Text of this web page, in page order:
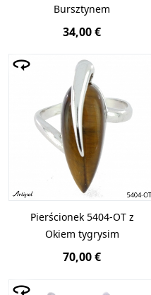
Bursztynem
34,00 €
Pierścionek 5404-OT z
Okiem tygrysim
70,00 €